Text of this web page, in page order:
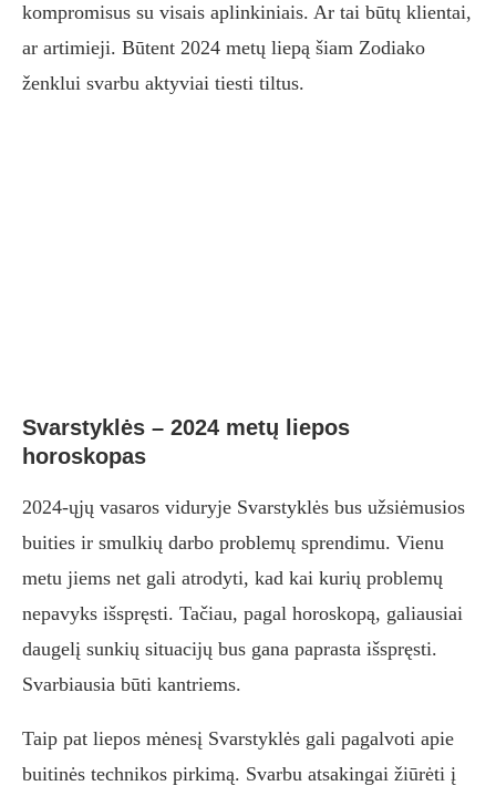
kompromisus su visais aplinkiniais. Ar tai būtų klientai,
ar artimieji. Būtent 2024 metų liepą šiam Zodiako
ženklui svarbu aktyviai tiesti tiltus.
Svarstyklės – 2024 metų liepos
horoskopas
2024-ųjų vasaros viduryje Svarstyklės bus užsiėmusios
buities ir smulkių darbo problemų sprendimu. Vienu
metu jiems net gali atrodyti, kad kai kurių problemų
nepavyks išspręsti. Tačiau, pagal horoskopą, galiausiai
daugelį sunkių situacijų bus gana paprasta išspręsti.
Svarbiausia būti kantriems.
Taip pat liepos mėnesį Svarstyklės gali pagalvoti apie
buitinės technikos pirkimą. Svarbu atsakingai žiūrėti į